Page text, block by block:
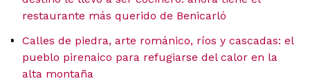
restaurante más querido de Benicarló
Calles de piedra, arte románico, ríos y cascadas: el
pueblo pirenaico para refugiarse del calor en la
alta montaña